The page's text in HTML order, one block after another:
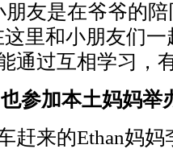
友是在爷爷的
里和小朋友们
通过互相学习，
参加本土妈妈举
来的Ethan妈妈